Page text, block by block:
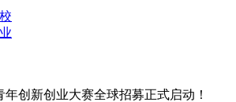
年创新创业大赛全球招募正式启动！